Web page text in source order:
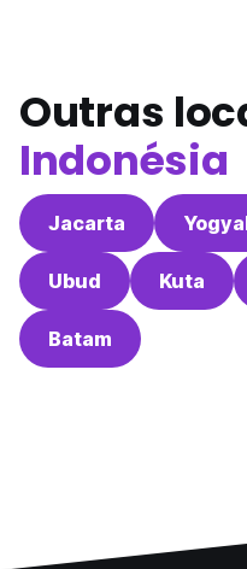
Outras
Indonésia
Jacarta
Ubud Kuta
Batam